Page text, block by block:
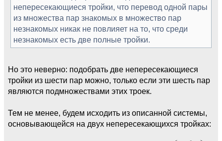
непересекающиеся тройки, что перевод одной пары
из множества пар знакомых в множество пар
незнакомых никак не повлияет на то, что среди
незнакомых есть две полные тройки.
Но это неверно: подобрать две непересекающиеся
тройки из шести пар можно, только если эти шесть пар
являются подмножествами этих троек.
Тем не менее, будем исходить из описанной системы,
основывающейся на двух непересекающихся тройках: